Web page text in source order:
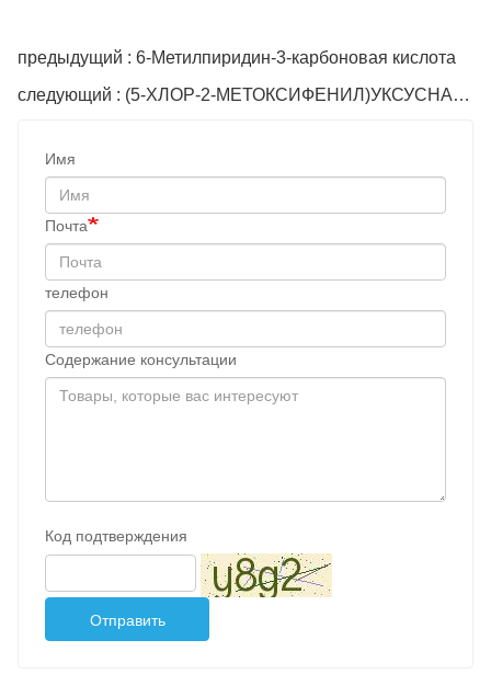
предыдущий : 6-Метилпиридин-3-карбоновая кислота
следующий : (5-ХЛОР-2-МЕТОКСИФЕНИЛ)УКСУСНАЯ КИСЛОТА
Имя
Почта
телефон
Содержание консультации
Код подтверждения
Отправить